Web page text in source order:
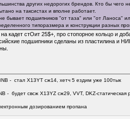
других недорогих брендов. Кто бы чего
на таксистах и вполне работает.
бывает подшипников "от таза" или "от Ланоса"
типоразмера и конструкции разных
кадет стОит 25$+, про стопорное кольцо и
подшипники сделаны из пластилина и
- стал Х13YT сж14, хетч 5 ездим уже 100тык
- будет свсж Х13YZ сж29, VVT, DKZ-статическая
дозированием пропана